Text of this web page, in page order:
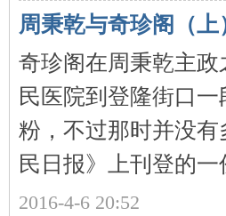
周秉乾与奇珍阁（上
奇珍阁在周秉乾主
民医院到登隆街口
粉，不过那时并没
民日报》上刊登的
2016-4-6 20:52